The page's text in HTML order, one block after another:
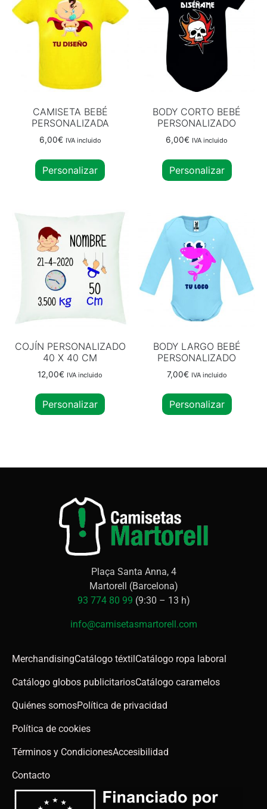
CAMISETA BEBÉ
PERSONALIZADA
6,00€ IVA incluido
Personalizar
BODY CORTO BEBÉ
PERSONALIZADO
6,00€ IVA incluido
Personalizar
COJÍN PERSONALIZADO
40 X 40 CM
12,00€ IVA incluido
Personalizar
BODY LARGO BEBÉ
PERSONALIZADO
7,00€ IVA incluido
Personalizar
Plaça Santa Anna, 4
Martorell (Barcelona)
93 774 80 99 (9:30 – 13 h)
info@camisetasmartorell.com
MerchandisingCatálogo téxtilCatálogo ropa laboral
Catálogo globos publicitariosCatálogo caramelos
Quiénes somosPolítica de privacidad
Política de cookies
Términos y CondicionesAccesibilidad
Contacto